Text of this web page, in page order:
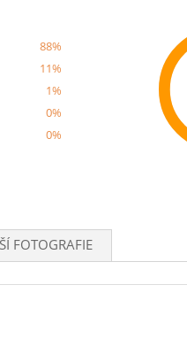
88%
11%
1%
0%
0%
FOTOGRAFIE